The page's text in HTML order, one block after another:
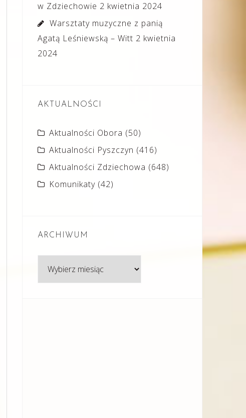
w Zdziechowie 2 kwietnia 2024
Warsztaty muzyczne z panią
Agatą Leśniewską – Witt 2 kwietnia
2024
AKTUALNOŚCI
Aktualności Obora (50)
Aktualności Pyszczyn (416)
Aktualności Zdziechowa (648)
Komunikaty (42)
ARCHIWUM